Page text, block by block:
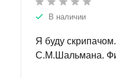
В наличии
Я буду
С.М.Шальмана.